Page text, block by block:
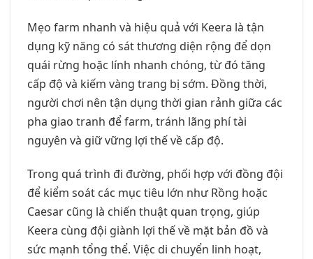
Mẹo farm nhanh và hiệu quả với Keera là tận
dụng kỹ năng có sát thương diện rộng để dọn
quái rừng hoặc lính nhanh chóng, từ đó tăng
cấp độ và kiếm vàng trang bị sớm. Đồng thời,
người chơi nên tận dụng thời gian rảnh giữa các
pha giao tranh để farm, tránh lãng phí tài
nguyên và giữ vững lợi thế về cấp độ.
Trong quá trình đi đường, phối hợp với đồng đội
để kiểm soát các mục tiêu lớn như Rồng hoặc
Caesar cũng là chiến thuật quan trọng, giúp
Keera cùng đội giành lợi thế về mặt bản đồ và
sức mạnh tổng thể. Việc di chuyển linh hoạt,